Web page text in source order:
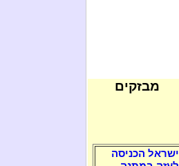
מבזקים
ישראל הכניסה